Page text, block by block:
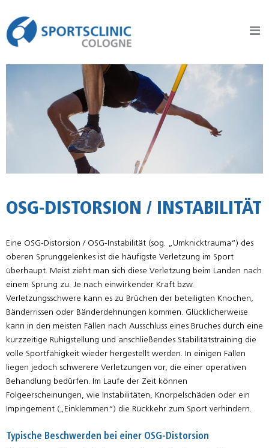
OSG-DISTORSION / INSTABILITÄT
Eine OSG-Distorsion / OSG-Instabilität (sog. „Umknicktrauma“) des
oberen Sprunggelenkes ist die häufigste Verletzung im Sport
überhaupt. Meist zieht man sich diese Verletzung beim Landen nach
einem Sprung zu. Je nach einwirkender Kraft bzw.
Verletzungsschwere kann es zu Brüchen der beteiligten Knochen,
Bänderrissen oder Bänderdehnungen kommen. Glücklicherweise
kann in den meisten Fällen nach Ausschluss eines Bruches durch eine
kurzzeitige Ruhigstellung und anschließendes Stabilitätstraining die
volle Sportfähigkeit wieder hergestellt werden. In einigen Fällen
liegen jedoch schwerere Verletzungen vor, die einer operativen
Behandlung bedürfen. Im Laufe der Zeit können
Folgeerscheinungen, wie Instabilitäten, Knorpelschäden oder ein
Impingement („Einklemmen“) die Rückkehr zum Sport verhindern.
Typische Beschwerden bei einer OSG-Distorsion